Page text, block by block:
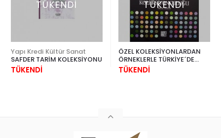
TÜKENDİ
Yapı Kredi Kültür Sanat
SAFDER TARİM KOLEKSİYONU
TÜKENDİ
TÜKENDİ
ÖZEL KOLEKSİYONLARDAN
ÖRNEKLERLE TÜRKİYE´DE
SANAT KOLEKSİYONCULUĞU
TÜKENDİ